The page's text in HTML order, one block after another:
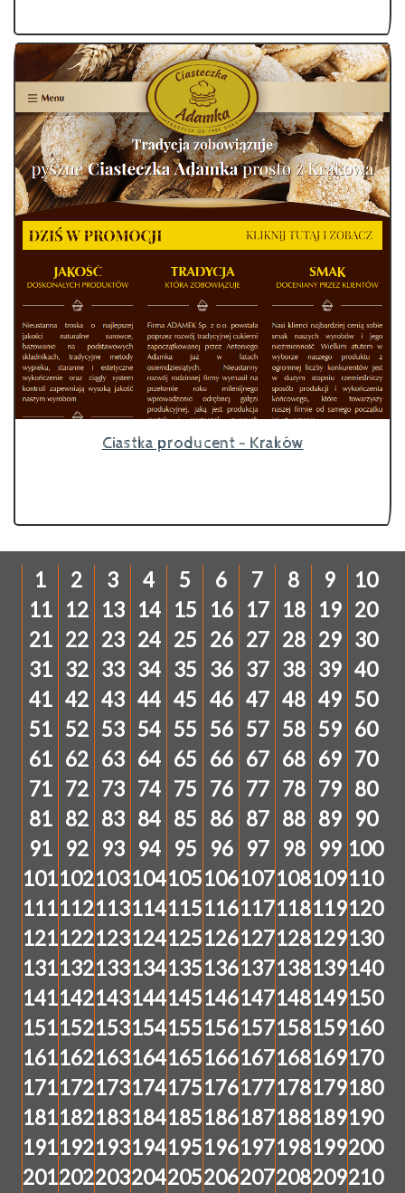
Ciastka producent - Kraków
1 2 3 4 5 6 7 8 9
10
11
12 13 14 15 16 17 18 19 20
21 22 23 24 25 26 27 28 29 30
31 32 33 34 35 36 37 38 39 40
41 42 43 44 45 46 47 48 49 50
51 52 53 54 55 56 57 58 59 60
61 62 63 64 65 66 67 68 69 70
71 72 73 74 75 76 77 78 79 80
81 82 83 84 85 86 87 88 89
90
91
92 93 94 95 96 97 98 99 100
101102103104105106107108109110
111112113114115116117118119120
121122123124125126127128129130
131132133134135136137138139140
141142143144145146147148149150
151152153154155156157158159160
161162163164165166167168169170
171172173174175176177178179180
181182183184185186187188189190
191192193194195196197198199200
201202203204205206207208209210